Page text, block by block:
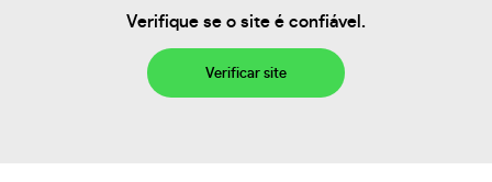
Verifique se o site é confiável.
Verificar site